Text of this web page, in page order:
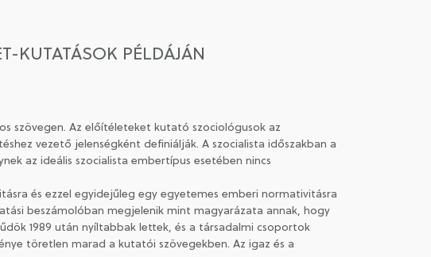
KUTATÁSOK PÉLDÁJÁN
szövegen. Az előítéleteket kutató szociológusok az
vezető jelenségként definiálják. A szocialista időszakban a
az ideális szocialista embertípus esetében nincs
és ezzel egyidejűleg egy egyetemes emberi normativitásra
beszámolóban megjelenik mint magyarázata annak, hogy
1989 után nyíltabbak lettek, és a társadalmi csoportok
töretlen marad a kutatói szövegekben. Az igaz és a